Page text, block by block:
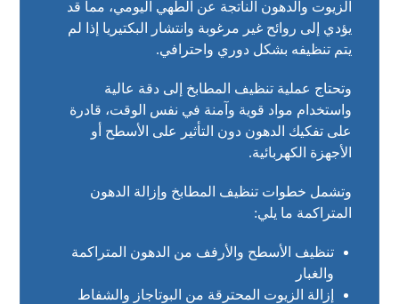
الزيوت والدهون الناتجة عن الطهي اليومي، مما قد
يؤدي إلى روائح غير مرغوبة وانتشار البكتيريا إذا لم
يتم تنظيفه بشكل دوري واحترافي.
وتحتاج عملية تنظيف المطابخ إلى دقة عالية
واستخدام مواد قوية وآمنة في نفس الوقت، قادرة
على تفكيك الدهون دون التأثير على الأسطح أو
الأجهزة الكهربائية.
وتشمل خطوات تنظيف المطابخ وإزالة الدهون
المتراكمة ما يلي:
تنظيف الأسطح والأرفف من الدهون المتراكمة
والغبار
إزالة الزيوت المحترقة من البوتاجاز والشفاط